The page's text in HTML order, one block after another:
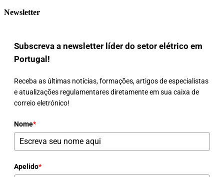
Newsletter
Subscreva a newsletter líder do setor elétrico em
Portugal!
Receba as últimas notícias, formações, artigos de especialistas
e atualizações regulamentares diretamente em sua caixa de
correio eletrónico!
Nome*
Apelido*